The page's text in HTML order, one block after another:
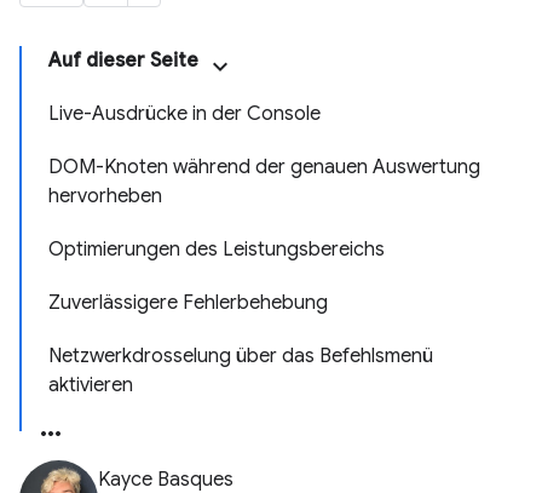
Auf dieser Seite
Live-Ausdrücke in der Console
DOM-Knoten während der genauen Auswertung
hervorheben
Optimierungen des Leistungsbereichs
Zuverlässigere Fehlerbehebung
Netzwerkdrosselung über das Befehlsmenü
aktivieren
Kayce Basques